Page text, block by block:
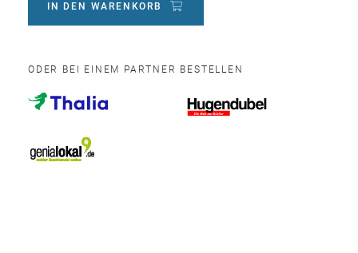
IN DEN WARENKORB
ODER BEI EINEM PARTNER BESTELLEN